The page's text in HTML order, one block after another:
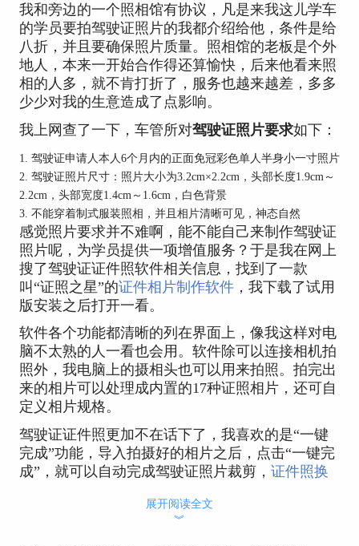
我和旁边的一个照相馆有协议，凡是来我这儿学车
的学员要拍驾驶证照片的我都介绍给他，条件是给
八折，并且要确保照片质量。照相馆的老板是个外
地人，本来一开始合作得还算愉快，后来他看来照
相的人多，就不肯打折了，服务也越来越差，多多
少少对我的生意造成了点影响。
我上网查了一下，车管所对驾驶证照片要求如下：
1. 驾驶证申请人本人6个月内的正面免冠彩色单人半身小一寸照片
2. 驾驶证照片尺寸：照片大小为3.2cm×2.2cm，头部长度1.9cm～
2.2cm，头部宽度1.4cm～1.6cm，白色背景
3. 不能穿着制式服装照相，并且相片清晰可见，神态自然
感觉照片要求并不难啊，能不能自己来制作驾驶证
照片呢，为学员提供一项增值服务？于是我在网上
搜了驾驶证证件照软件相关信息，找到了一款
叫“证照之星”的证件相片制作软件，我下载了试用
版安装之后打开一看。
软件各个功能都清晰的列在界面上，像我这样对电
脑不太熟的人一看也会用。软件除可以连接相机拍
照外，我电脑上的摄相头也可以用来拍照。拍完出
来的相片可以处理成内置的17种证照相片，还可自
定义相片规格。
驾驶证证件照更加不在话下了，我喜欢的是“一键
完成”功能，导入拍摄好的相片之后，点击“一键完
成”，就可以自动完成驾驶证照片裁剪， 证件照换
展开阅读全文
︾